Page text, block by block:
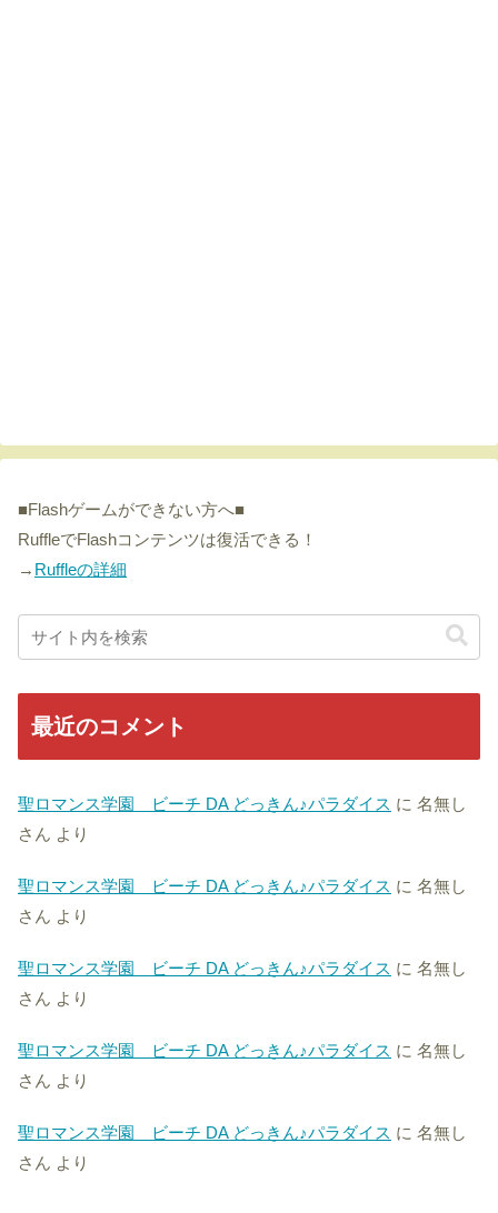
■Flashゲームができない方へ■
RuffleでFlashコンテンツは復活できる！
→ Ruffleの詳細
最近のコメント
聖ロマンス学園 ビーチ DA どっきん♪パラダイス に 名無し
さん より
聖ロマンス学園 ビーチ DA どっきん♪パラダイス に 名無し
さん より
聖ロマンス学園 ビーチ DA どっきん♪パラダイス に 名無し
さん より
聖ロマンス学園 ビーチ DA どっきん♪パラダイス に 名無し
さん より
聖ロマンス学園 ビーチ DA どっきん♪パラダイス に 名無し
さん より